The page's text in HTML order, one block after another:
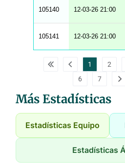
105140 12-03-26 21:00
105141 12-03-26 21:00
1 2
6
7
Más Estadísticas
Estadísticas Equipo
Estadísticas